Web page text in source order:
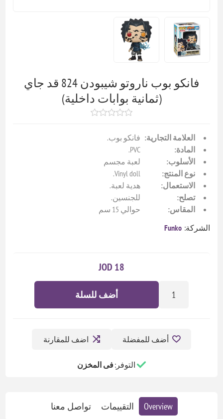
فانكو بوب ناروتو شيبودن 824 قد جاي
(ثمانية بوابات داخلية)
العلامة التجارية: فانكو بوب.
المادة:
PVC.
الأسلوب:
لعبة مجسم
نوع المنتج:
Vinyl doll.
الاستعمال:
هدية لعبة.
تصلح:
للجنسين.
المقاس:
حوالي 15 سم
الشركة: Funko
18 JOD
أضف للسلة
أضف للمفضلة اضف للمقارنة
التوفر:فى المخزن
Overview التقييمات تواصل معنا